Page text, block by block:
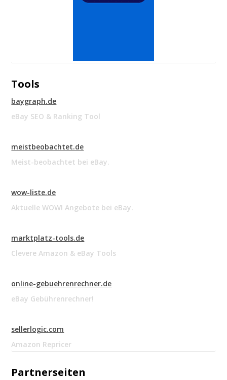
Tools
baygraph.de
eBay SEO & Ranking Tool
meistbeobachtet.de
Meist-beobachtet bei eBay.
wow-liste.de
Aktuelle WOW! Angebote bei eBay.
marktplatz-tools.de
Clevere Amazon & eBay Tools
online-gebuehrenrechner.de
eBay Gebührenrechner!
sellerlogic.com
Amazon Repricer
Partnerseiten